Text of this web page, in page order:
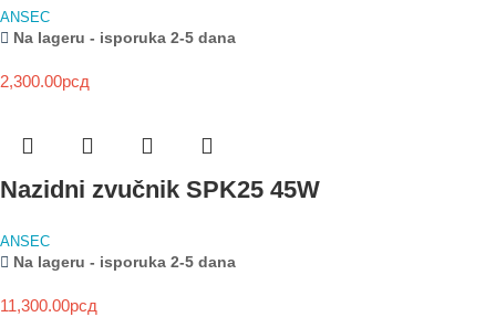
ANSEC
Na lageru - isporuka 2-5 dana
2,300.00рсд
Nazidni zvučnik SPK25 45W
ANSEC
Na lageru - isporuka 2-5 dana
11,300.00рсд